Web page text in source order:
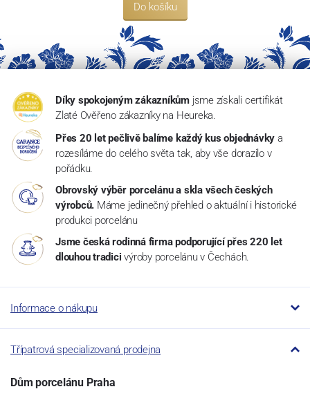
Do košíku
Díky spokojeným zákazníkům jsme získali certifikát
Zlaté Ověřeno zákazníky na Heureka.
Přes 20 let pečlivě balíme každý kus objednávky a
rozesíláme do celého světa tak, aby vše dorazilo v
pořádku.
Obrovský výběr porcelánu a skla všech českých
výrobců. Máme jedinečný přehled o aktuální i historické
produkci porcelánu
Jsme česká rodinná firma podporující přes 220 let
dlouhou tradici výroby porcelánu v Čechách.
Informace o nákupu
Třípatrová specializovaná prodejna
Dům porcelánu Praha